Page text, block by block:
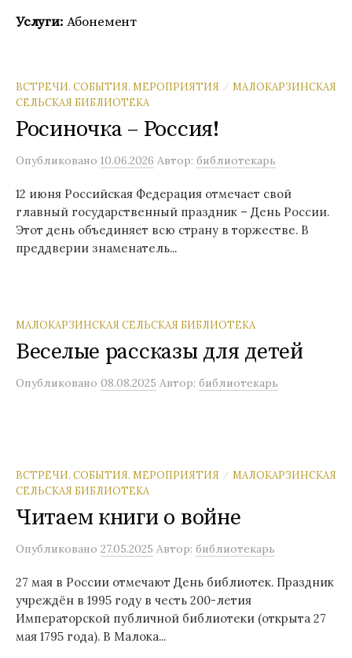
Услуги: Абонемент
ВСТРЕЧИ. СОБЫТИЯ. МЕРОПРИЯТИЯ / МАЛОКАРЗИНСКАЯ
СЕЛЬСКАЯ БИБЛИОТЕКА
Росиночка – Россия!
Опубликовано 10.06.2026 Автор: библиотекарь
12 июня Российская Федерация отмечает свой
главный государственный праздник – День России.
Этот день объединяет всю страну в торжестве. В
преддверии знаменатель...
МАЛОКАРЗИНСКАЯ СЕЛЬСКАЯ БИБЛИОТЕКА
Веселые рассказы для детей
Опубликовано 08.08.2025 Автор: библиотекарь
ВСТРЕЧИ. СОБЫТИЯ. МЕРОПРИЯТИЯ / МАЛОКАРЗИНСКАЯ
СЕЛЬСКАЯ БИБЛИОТЕКА
Читаем книги о войне
Опубликовано 27.05.2025 Автор: библиотекарь
27 мая в России отмечают День библиотек. Праздник
учреждён в 1995 году в честь 200-летия
Императорской публичной библиотеки (открыта 27
мая 1795 года). В Малока...